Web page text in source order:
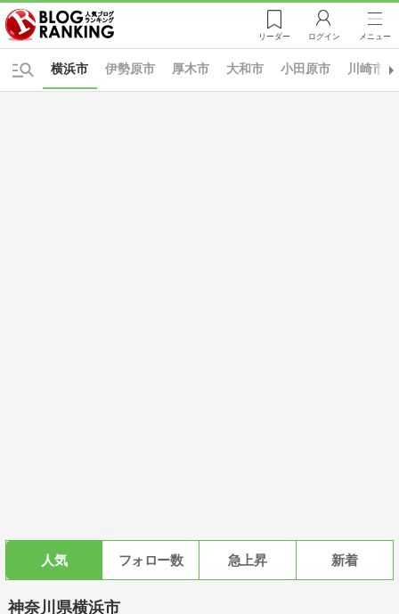
リーダー ログイン メニュー
伊勢原市 厚木市 大和市 小田原市 川崎市
横浜市
人気 フォロー数 急上昇 新着
神奈川県横浜市